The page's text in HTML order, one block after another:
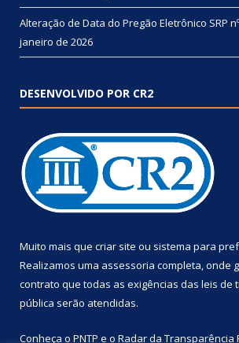
Alteração de Data do Pregão Eletrônico SRP
janeiro de 2026
DESENVOLVIDO POR CR2
Muito mais que criar site ou sistema para
Realizamos uma assessoria completa, onde
contrato que todas as exigências das leis de
pública serão atendidas.
Conheça o PNTP e o Radar da Transparência